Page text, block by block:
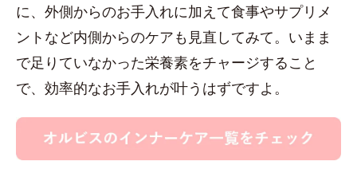
に、外側からのお手入れに加えて食事やサプリメ
ントなど内側からのケアも見直してみて。いまま
で足りていなかった栄養素をチャージすること
で、効率的なお手入れが叶うはずですよ。